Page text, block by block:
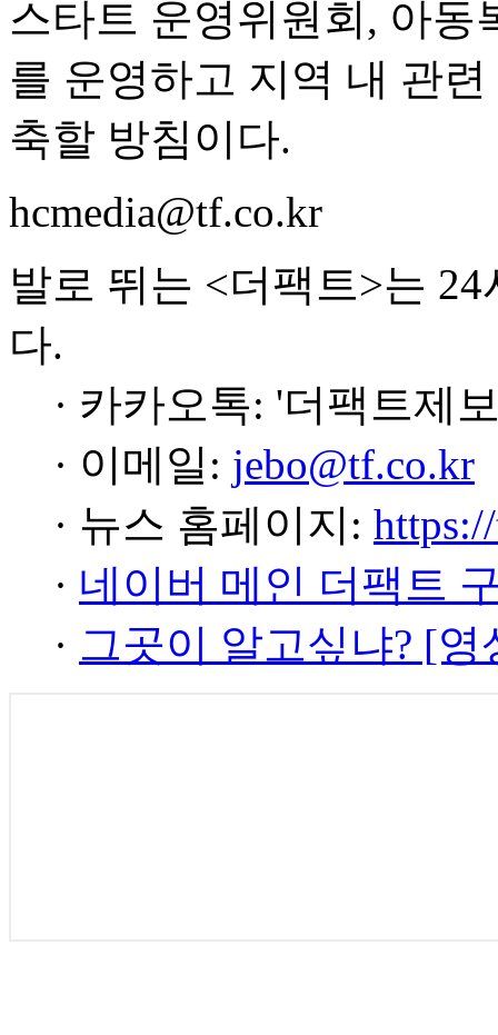
스타트 운영위원회, 아동
를 운영하고 지역 내 관
축할 방침이다.
hcmedia@tf.co.kr
발로 뛰는 <더팩트>는
다.
· 카카오톡: '더팩트제
· 이메일: jebo@tf.co.kr
· 뉴스 홈페이지:
· 네이버 메인 더팩트
· 그곳이 알고싶냐? [